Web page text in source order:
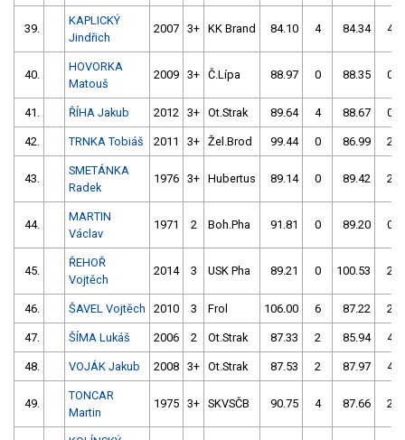
39.
KAPLICKÝ
Jindřich
2007 3+ KK Brand 84.10 4 84.34 4
40.
HOVORKA
Matouš
2009 3+ Č.Lípa 88.97 0 88.35 0
41. ŘÍHA Jakub 2012 3+ Ot.Strak 89.64 4 88.67 0
42. TRNKA Tobiáš 2011 3+ Žel.Brod 99.44 0 86.99 2
43.
SMETÁNKA
Radek
1976 3+ Hubertus 89.14 0 89.42 2
44.
MARTIN
Václav
1971 2 Boh.Pha 91.81 0 89.20 0
45.
ŘEHOŘ
Vojtěch
2014 3 USK Pha 89.21 0 100.53 2
46. ŠAVEL Vojtěch 2010 3 Frol 106.00 6 87.22 2
47. ŠÍMA Lukáš 2006 2 Ot.Strak 87.33 2 85.94 4
48. VOJÁK Jakub 2008 3+ Ot.Strak 87.53 2 87.97 4
49.
TONCAR
Martin
1975 3+ SKVSČB 90.75 4 87.66 2